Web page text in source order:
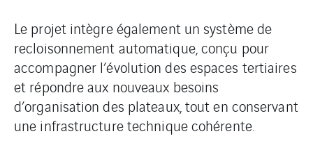
Le projet intègre également un système de
recloisonnement automatique, conçu pour
accompagner l’évolution des espaces tertiaires
et répondre aux nouveaux besoins
d’organisation des plateaux, tout en conservant
une infrastructure technique cohérente.